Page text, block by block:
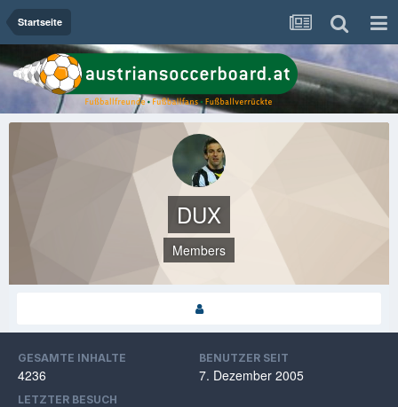
Startseite
DUX
Members
GESAMTE INHALTE
4236
BENUTZER SEIT
7. Dezember 2005
LETZTER BESUCH